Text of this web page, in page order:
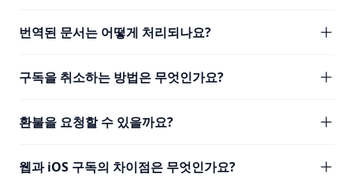
번역된 문서는 어떻게 처리되나요?
구독을 취소하는 방법은 무엇인가요?
환불을 요청할 수 있을까요?
웹과 iOS 구독의 차이점은 무엇인가요?